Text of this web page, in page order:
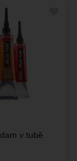
v tubě